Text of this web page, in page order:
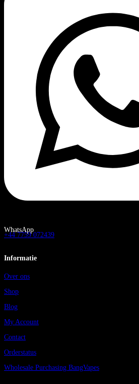
WhatsApp
+44 7759 072439
Informatie
Over ons
Shop
Blog
My Account
Contact
Orderstatus
Wholesale Purchasing BangVapes